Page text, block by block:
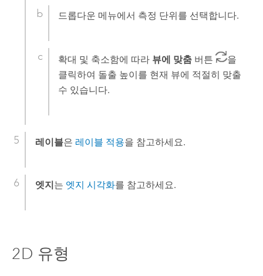
드롭다운 메뉴에서 측정 단위를 선택합니다.
확대 및 축소함에 따라 뷰에 맞춤 버튼
을
클릭하여 돌출 높이를 현재 뷰에 적절히 맞출
수 있습니다.
레이블은 레이블 적용을 참고하세요.
엣지는 엣지 시각화를 참고하세요.
2D 유형